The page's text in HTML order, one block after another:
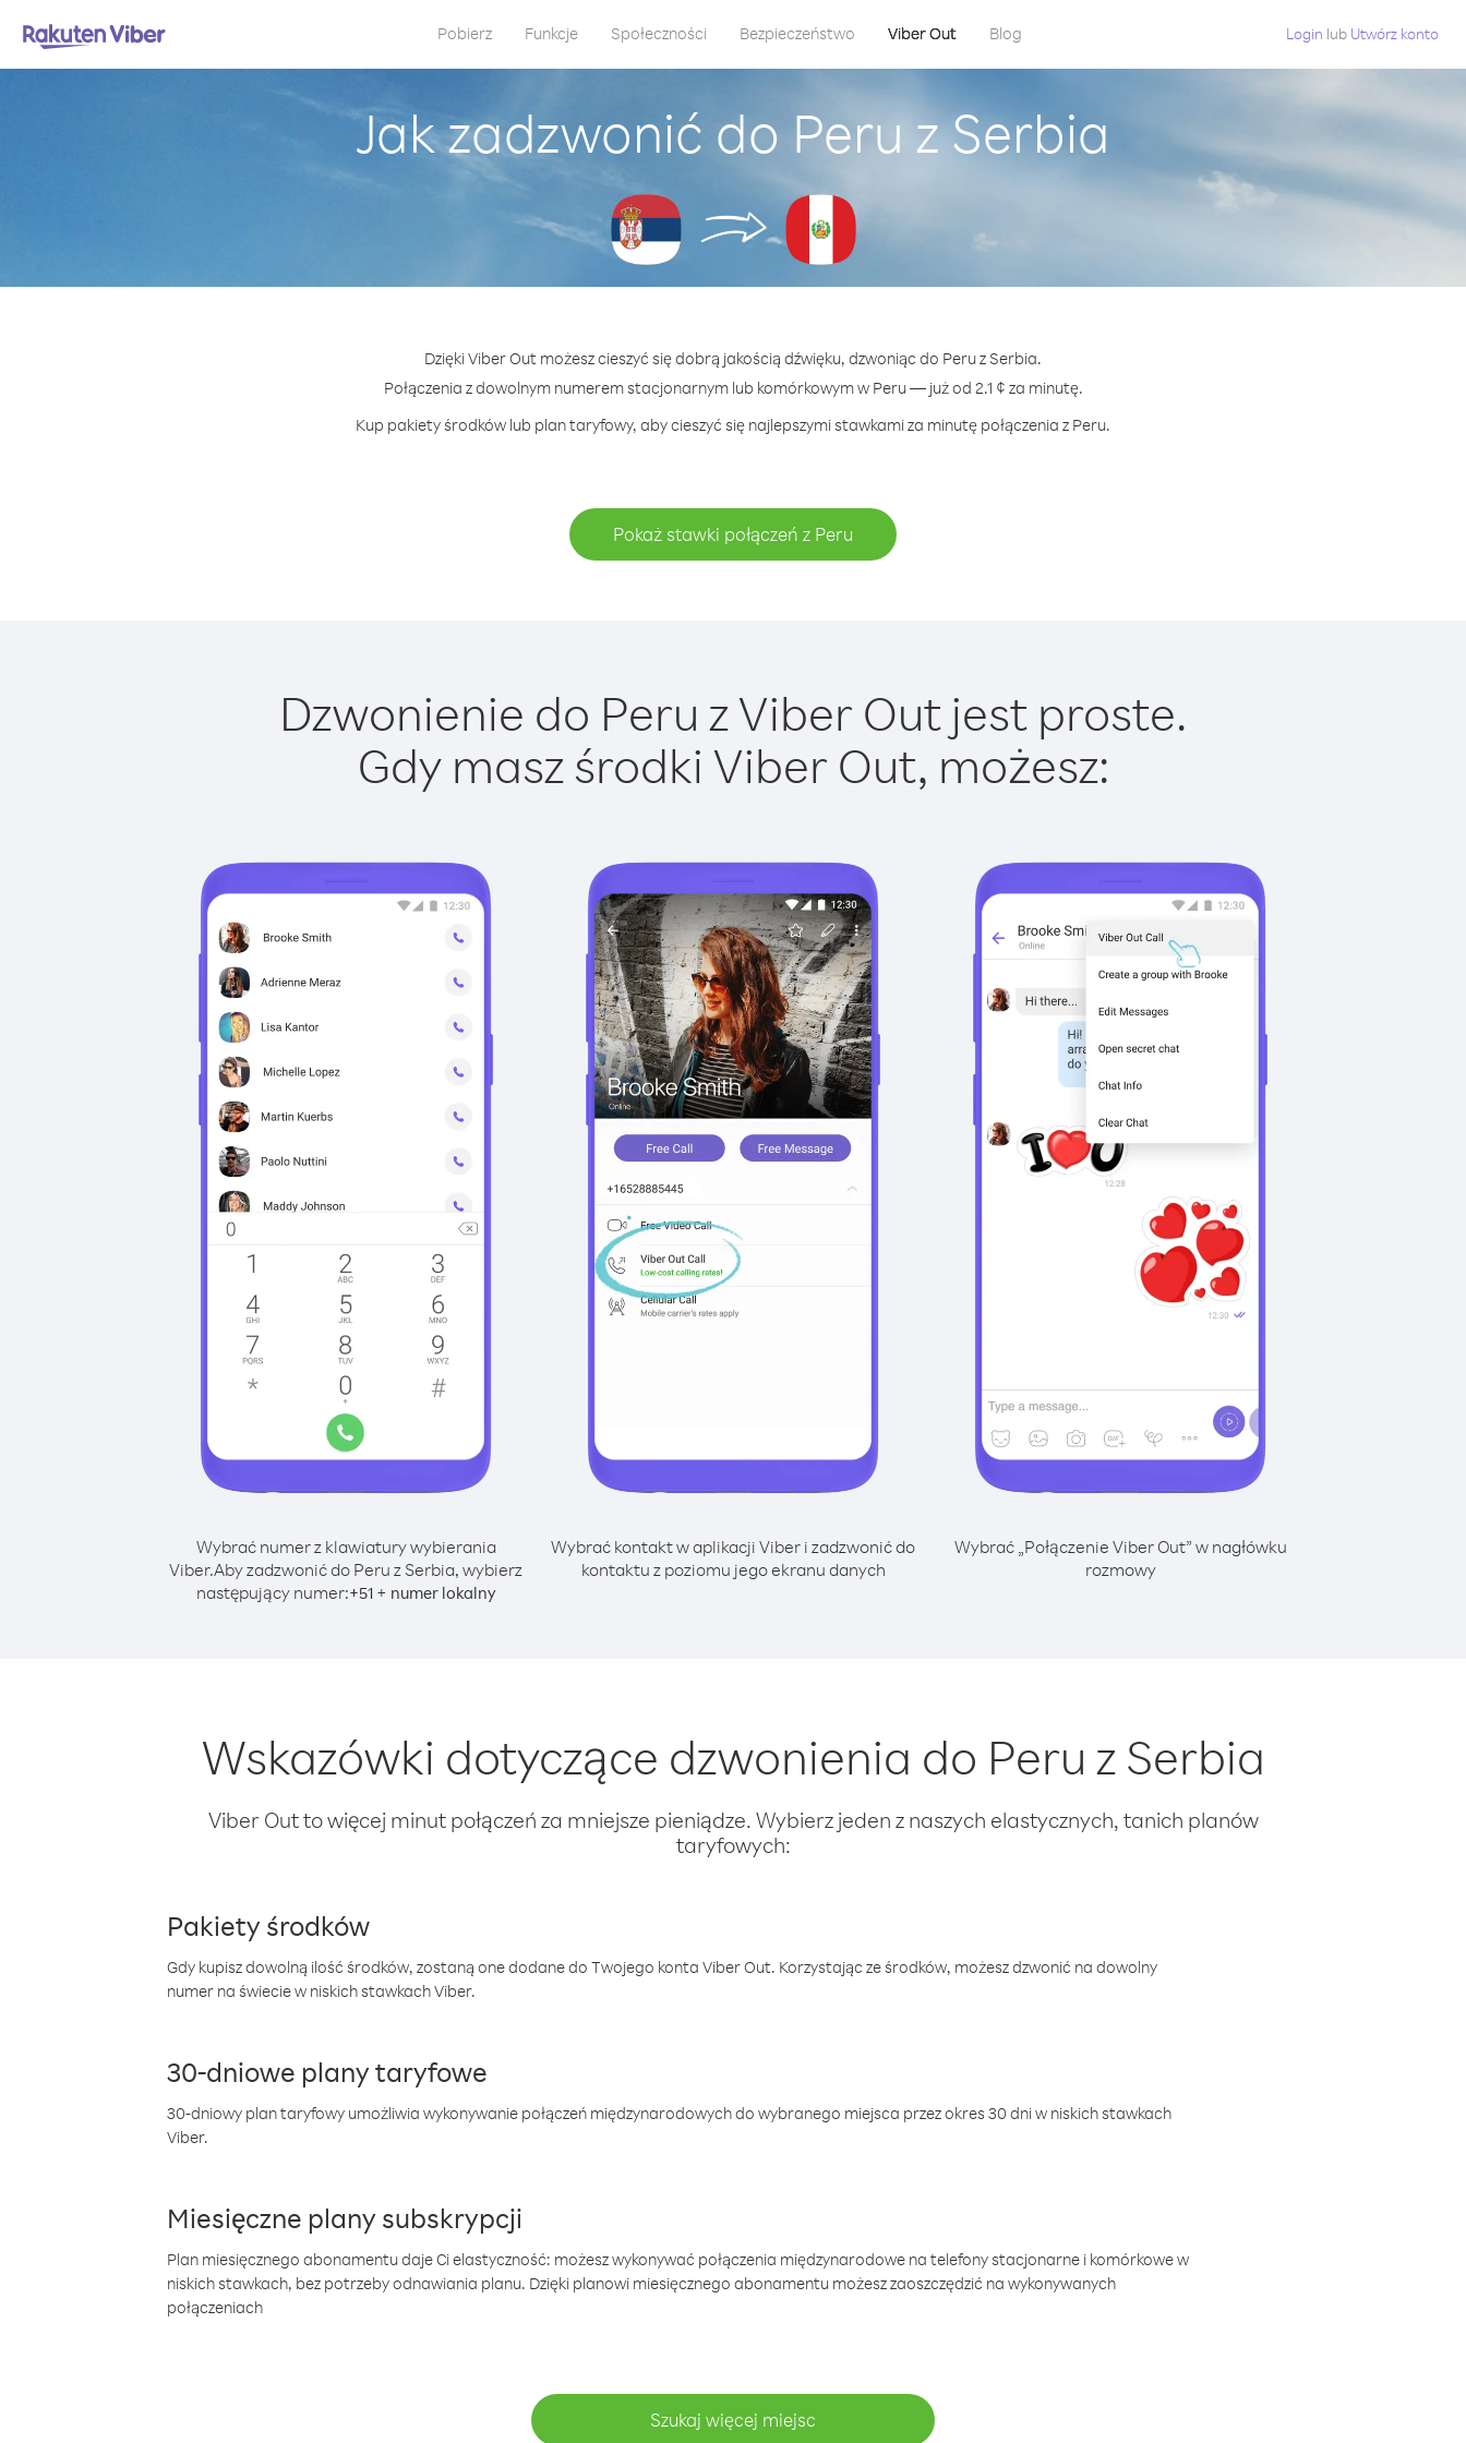
Pobierz Funkcje Społeczności Bezpieczeństwo Viber Out Blog Login lub Utwórz konto
Jak zadzwonić do Peru z Serbia
Dzięki Viber Out możesz cieszyć się dobrą jakością dźwięku, dzwoniąc do Peru z Serbia.
Połączenia z dowolnym numerem stacjonarnym lub komórkowym w Peru — już od 2.1 ¢ za minutę.
Kup pakiety środków lub plan taryfowy, aby cieszyć się najlepszymi stawkami za minutę połączenia z Peru.
Pokaż stawki połączeń z Peru
Dzwonienie do Peru z Viber Out jest proste.
Gdy masz środki Viber Out, możesz:
Wybrać numer z klawiatury wybierania
Viber.Aby zadzwonić do Peru z Serbia, wybierz
następujący numer:+51+ numer lokalny
Wybrać kontakt w aplikacji Viber i zadzwonić do
kontaktu z poziomu jego ekranu danych
Wybrać „Połączenie Viber Out” w nagłówku
rozmowy
Wskazówki dotyczące dzwonienia do Peru z Serbia
Viber Out to więcej minut połączeń za mniejsze pieniądze. Wybierz jeden z naszych elastycznych, tanich planów
taryfowych:
Pakiety środków
Gdy kupisz dowolną ilość środków, zostaną one dodane do Twojego konta Viber Out. Korzystając ze środków, możesz dzwonić na dowolny
numer na świecie w niskich stawkach Viber.
30-dniowe plany taryfowe
30-dniowy plan taryfowy umożliwia wykonywanie połączeń międzynarodowych do wybranego miejsca przez okres 30 dni w niskich stawkach
Viber.
Miesięczne plany subskrypcji
Plan miesięcznego abonamentu daje Ci elastyczność: możesz wykonywać połączenia międzynarodowe na telefony stacjonarne i komórkowe w
niskich stawkach, bez potrzeby odnawiania planu. Dzięki planowi miesięcznego abonamentu możesz zaoszczędzić na wykonywanych
połączeniach
Szukaj więcej miejsc